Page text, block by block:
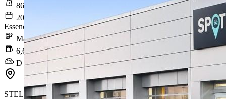
86 931 km
2020-06-26
Essence sans plomb
Manuelle
6,6 l/100km
D (150 g/km)
STELLANTIS &YOU VILLENEUVE D ASCQ